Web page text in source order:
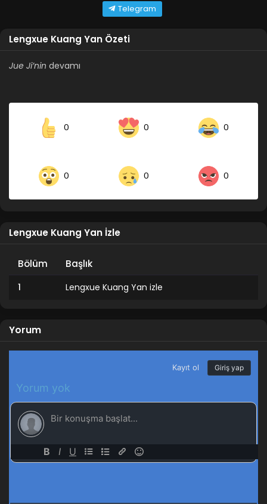
Telegram
Lengxue Kuang Yan Özeti
Jue Ji’nin devamı
0 0 0
0 0 0
Lengxue Kuang Yan İzle
Bölüm Başlık
1 Lengxue Kuang Yan izle
Yorum